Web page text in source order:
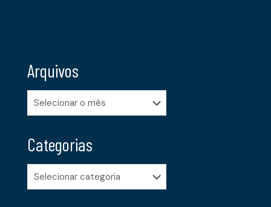
Arquivos
Arquivos
Categorias
Categorias